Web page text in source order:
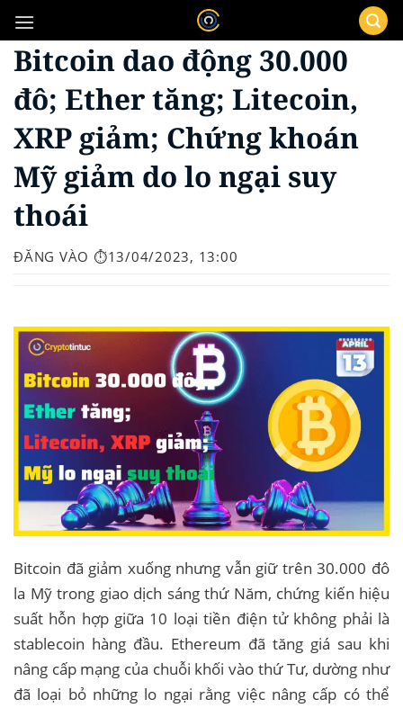
qua
nội
Bitcoin dao động 30.000
đô; Ether tăng; Litecoin,
XRP giảm; Chứng khoán
Mỹ giảm do lo ngại suy
thoái
ĐĂNG VÀO ⏱️13/04/2023, 13:00
Bitcoin đã giảm xuống nhưng vẫn giữ trên 30.000 đô
la Mỹ trong giao dịch sáng thứ Năm, chứng kiến ​​hiệu
suất hỗn hợp giữa 10 loại tiền điện tử không phải là
stablecoin hàng đầu. Ethereum đã tăng giá sau khi
nâng cấp mạng của chuỗi khối vào thứ Tư, dường như
đã loại bỏ những lo ngại rằng việc nâng cấp có thể